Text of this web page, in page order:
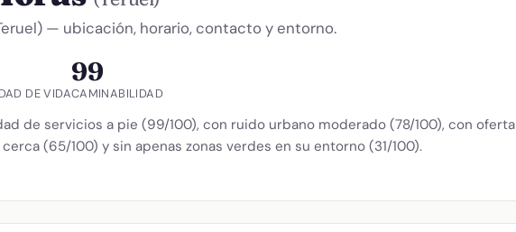
— ubicación, horario, contacto y entorno.
DE VIDA
99
CAMINABILIDAD
de servicios a pie (99/100), con ruido urbano moderado (78/100), con oferta
(65/100) y sin apenas zonas verdes en su entorno (31/100).